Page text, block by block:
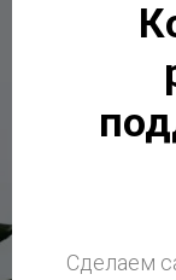
Сделаем